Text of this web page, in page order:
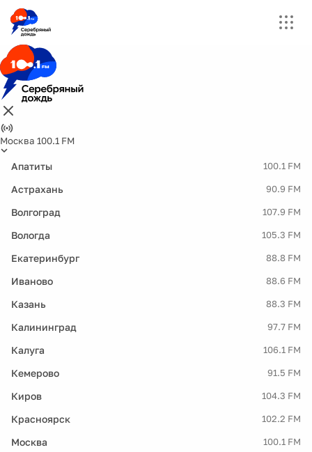
Москва 100.1 FM
Апатиты 100.1 FM
Астрахань 90.9 FM
Волгоград 107.9 FM
Вологда 105.3 FM
Екатеринбург 88.8 FM
Иваново 88.6 FM
Казань 88.3 FM
Калининград 97.7 FM
Калуга 106.1 FM
Кемерово 91.5 FM
Киров 104.3 FM
Красноярск 102.2 FM
Москва 100.1 FM